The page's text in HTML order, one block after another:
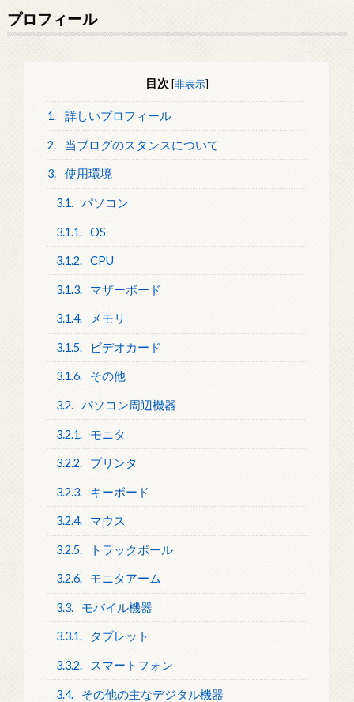
プロフィール
目次 [非表示]
1. 詳しいプロフィール
2. 当ブログのスタンスについて
3. 使用環境
3.1. パソコン
3.1.1. OS
3.1.2. CPU
3.1.3. マザーボード
3.1.4. メモリ
3.1.5. ビデオカード
3.1.6. その他
3.2. パソコン周辺機器
3.2.1. モニタ
3.2.2. プリンタ
3.2.3. キーボード
3.2.4. マウス
3.2.5. トラックボール
3.2.6. モニタアーム
3.3. モバイル機器
3.3.1. タブレット
3.3.2. スマートフォン
3.4. その他の主なデジタル機器